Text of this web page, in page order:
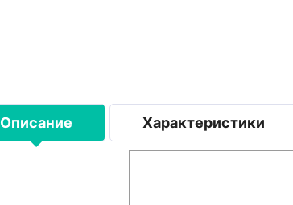
Описание Характеристики